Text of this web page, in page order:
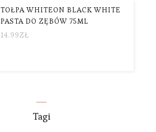
TOŁPA WHITEON BLACK WHITE
PASTA DO ZĘBÓW 75ML
14.99ZŁ
Tagi